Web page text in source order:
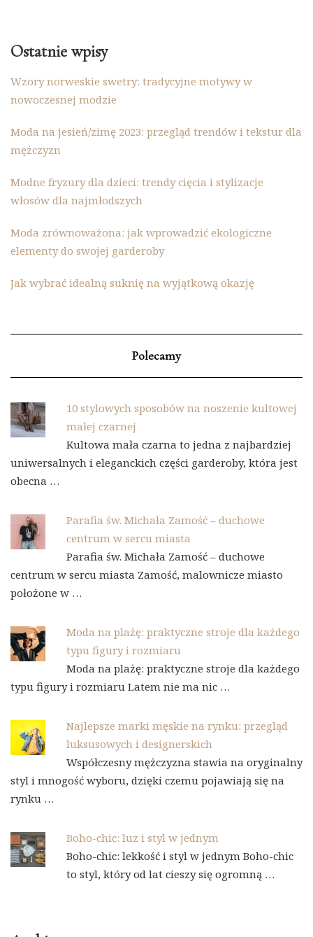
Ostatnie wpisy
Wzory norweskie swetry: tradycyjne motywy w
nowoczesnej modzie
Moda na jesień/zimę 2023: przegląd trendów i tekstur dla
mężczyzn
Modne fryzury dla dzieci: trendy cięcia i stylizacje
włosów dla najmłodszych
Moda zrównoważona: jak wprowadzić ekologiczne
elementy do swojej garderoby
Jak wybrać idealną suknię na wyjątkową okazję
Polecamy
10 stylowych sposobów na noszenie kultowej
małej czarnej
Kultowa mała czarna to jedna z najbardziej
uniwersalnych i eleganckich części garderoby, która jest
obecna …
Parafia św. Michała Zamość – duchowe
centrum w sercu miasta
Parafia św. Michała Zamość – duchowe
centrum w sercu miasta Zamość, malownicze miasto
położone w …
Moda na plażę: praktyczne stroje dla każdego
typu figury i rozmiaru
Moda na plażę: praktyczne stroje dla każdego
typu figury i rozmiaru Latem nie ma nic …
Najlepsze marki męskie na rynku: przegląd
luksusowych i designerskich
Współczesny mężczyzna stawia na oryginalny
styl i mnogość wyboru, dzięki czemu pojawiają się na
rynku …
Boho-chic: luz i styl w jednym
Boho-chic: lekkość i styl w jednym Boho-chic
to styl, który od lat cieszy się ogromną …